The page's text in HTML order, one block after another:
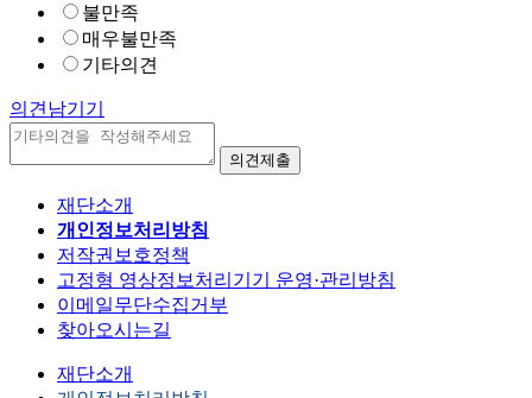
불만족
매우불만족
기타의견
의견남기기
재단소개
개인정보처리방침
저작권보호정책
고정형 영상정보처리기기 운영·관리방침
이메일무단수집거부
찾아오시는길
재단소개